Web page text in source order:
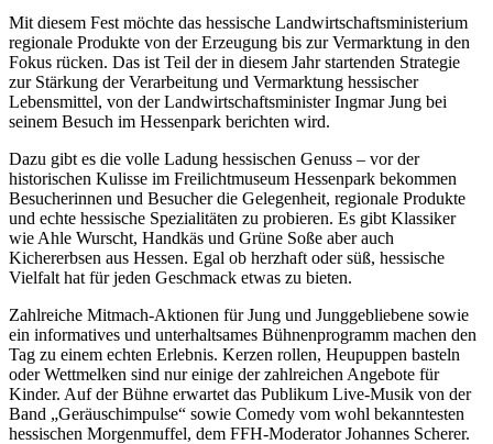
Mit diesem Fest möchte das hessische Landwirtschaftsministerium
regionale Produkte von der Erzeugung bis zur Vermarktung in den
Fokus rücken. Das ist Teil der in diesem Jahr startenden Strategie
zur Stärkung der Verarbeitung und Vermarktung hessischer
Lebensmittel, von der Landwirtschaftsminister Ingmar Jung bei
seinem Besuch im Hessenpark berichten wird.
Dazu gibt es die volle Ladung hessischen Genuss – vor der
historischen Kulisse im Freilichtmuseum Hessenpark bekommen
Besucherinnen und Besucher die Gelegenheit, regionale Produkte
und echte hessische Spezialitäten zu probieren. Es gibt Klassiker
wie Ahle Wurscht, Handkäs und Grüne Soße aber auch
Kichererbsen aus Hessen. Egal ob herzhaft oder süß, hessische
Vielfalt hat für jeden Geschmack etwas zu bieten.
Zahlreiche Mitmach-Aktionen für Jung und Junggebliebene sowie
ein informatives und unterhaltsames Bühnenprogramm machen den
Tag zu einem echten Erlebnis. Kerzen rollen, Heupuppen basteln
oder Wettmelken sind nur einige der zahlreichen Angebote für
Kinder. Auf der Bühne erwartet das Publikum Live-Musik von der
Band „Geräuschimpulse“ sowie Comedy vom wohl bekanntesten
hessischen Morgenmuffel, dem FFH-Moderator Johannes Scherer.